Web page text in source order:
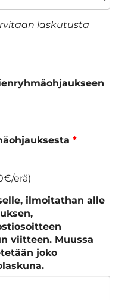
laskutusta
*
erä)
ilmoitathan alle
viitteen. Muussa
joko